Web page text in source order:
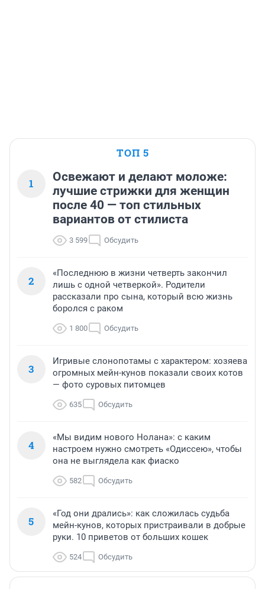
ТОП 5
1
Освежают и делают моложе:
лучшие стрижки для женщин
после 40 — топ стильных
вариантов от стилиста
3 599 Обсудить
2
«Последнюю в жизни четверть закончил
лишь с одной четверкой». Родители
рассказали про сына, который всю жизнь
боролся с раком
1 800 Обсудить
3
Игривые слонопотамы с характером: хозяева
огромных мейн-кунов показали своих котов
— фото суровых питомцев
635 Обсудить
4
«Мы видим нового Нолана»: с каким
настроем нужно смотреть «Одиссею», чтобы
она не выглядела как фиаско
582 Обсудить
5
«Год они дрались»: как сложилась судьба
мейн-кунов, которых пристраивали в добрые
руки. 10 приветов от больших кошек
524 Обсудить